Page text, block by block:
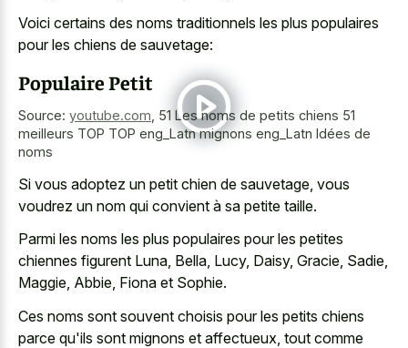
Voici certains des noms traditionnels les plus populaires
pour les chiens de sauvetage:
Populaire Petit
Source: youtube.com 51 Les noms de petits chiens 51
meilleurs TOP TOP eng_Latn mignons eng_Latn Idées de
noms
Si vous adoptez un petit chien de sauvetage, vous
voudrez un nom qui convient à sa petite taille.
Parmi les noms les plus populaires pour les petites
chiennes figurent Luna, Bella, Lucy, Daisy, Gracie, Sadie,
Maggie, Abbie, Fiona et Sophie.
Ces noms sont souvent choisis pour les petits chiens
parce qu'ils sont mignons et affectueux, tout comme